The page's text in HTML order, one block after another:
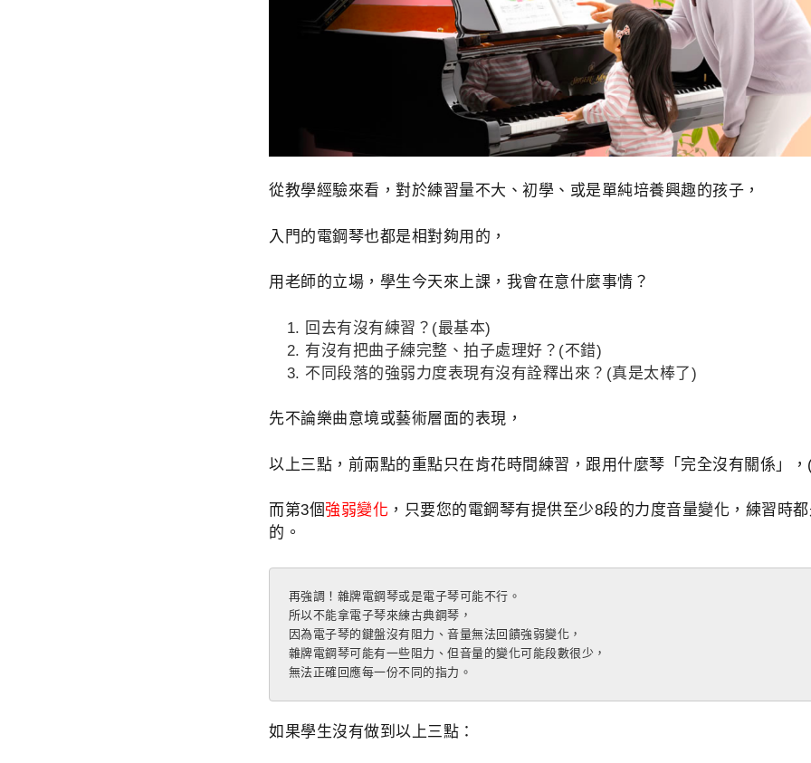
從教學經驗來看，對於練習量不大、初學、或是單純培養興趣的孩子，
入門的電鋼琴也都是相對夠用的，
用老師的立場，學生今天來上課，我會在意什麼事情？
回去有沒有練習？(最基本)
有沒有把曲子練完整、拍子處理好？(不錯)
不同段落的強弱力度表現有沒有詮釋出來？(真是太棒了)
先不論樂曲意境或藝術層面的表現，
以上三點，前兩點的重點只在肯花時間練習，跟用什麼琴「完全沒有關係」
而第3個強弱變化 ，只要您的電鋼琴有提供至少8段的力度音量變化，練習時
的。
再強調！雜牌電鋼琴或是電子琴可能不行。
所以不能拿電子琴來練古典鋼琴，
因為電子琴的鍵盤沒有阻力、音量無法回饋強弱變化，
雜牌電鋼琴可能有一些阻力、但音量的變化可能段數很少，
無法正確回應每一份不同的指力。
如果學生沒有做到以上三點：